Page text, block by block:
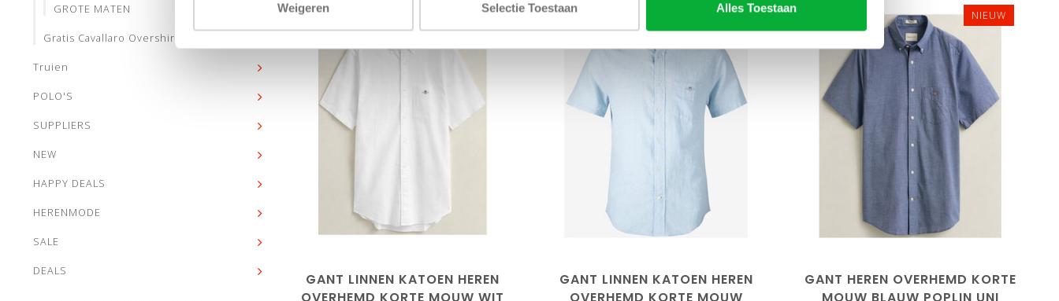
Weigeren Selectie Toestaan Alles Toestaan
GROTE MATEN
Gratis Cavallaro Overshirt
Truien
POLO'S
SUPPLIERS
NEW
HAPPY DEALS
HERENMODE
SALE
DEALS
SALE-30%
L XL 3XL
GANT LINNEN KATOEN HEREN
OVERHEMD KORTE MOUW WIT
SALE-30%
L
GANT LINNEN KATOEN HEREN
OVERHEMD KORTE MOUW
NIEUW
XXL 3XL 4XL
GANT HEREN OVERHEMD KORTE
MOUW BLAUW POPLIN UNI